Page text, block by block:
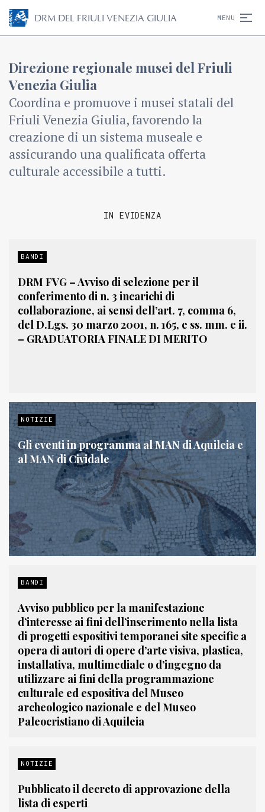
DRM DEL FRIULI VENEZIA GIULIA MENU
Direzione regionale musei del Friuli
Venezia Giulia
Coordina e promuove i musei statali del
Friuli Venezia Giulia, favorendo la
creazione di un sistema museale e
assicurando una qualificata offerta
culturale accessibile a tutti.
IN EVIDENZA
BANDI
DRM FVG – Avviso di selezione per il
conferimento di n. 3 incarichi di
collaborazione, ai sensi dell’art. 7, comma 6,
del D.Lgs. 30 marzo 2001, n. 165, e ss. mm. e ii.
– GRADUATORIA FINALE DI MERITO
NOTIZIE
Gli eventi in programma al MAN di Aquileia e
al MAN di Cividale
BANDI
Avviso pubblico per la manifestazione
d’interesse ai fini dell’inserimento nella lista
di progetti espositivi temporanei site specific a
opera di autori di opere d’arte visiva, plastica,
installativa, multimediale o d’ingegno da
utilizzare ai fini della programmazione
culturale ed espositiva del Museo
archeologico nazionale e del Museo
Paleocristiano di Aquileia
NOTIZIE
Pubblicato il decreto di approvazione della
lista di esperti